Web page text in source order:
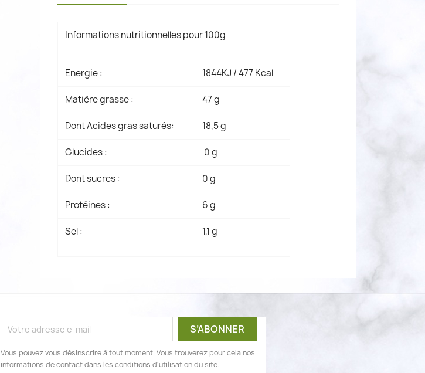
Informations nutritionnelles pour 100g
Energie : 1844KJ / 477 Kcal
Matière grasse : 47 g
Dont Acides gras saturés: 18,5 g
Glucides : 0 g
Dont sucres : 0 g
Protéines : 6 g
Sel : 1,1 g
Vous pouvez vous désinscrire à tout moment. Vous trouverez pour cela nos
informations de contact dans les conditions d'utilisation du site.